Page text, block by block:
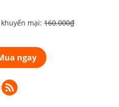
khuyến mại: 160.000₫
ngay